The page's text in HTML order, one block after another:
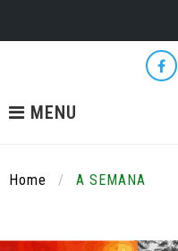
contentMENU
Home / A SEMANA